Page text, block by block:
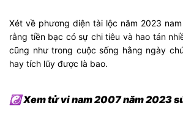
Xét về phương diện tài lộc năm 2023
rằng tiền bạc có sự chi tiêu và hao tán
cũng như trong cuộc sống hằng ngày
hay tích lũy được là bao.
☯ Xem tử vi nam 2007 năm 2023